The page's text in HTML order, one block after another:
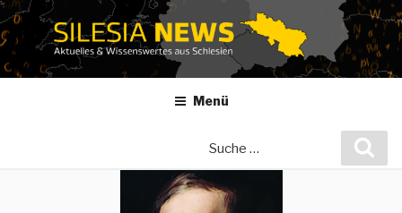
Zum
Inhalt
springen
Menü